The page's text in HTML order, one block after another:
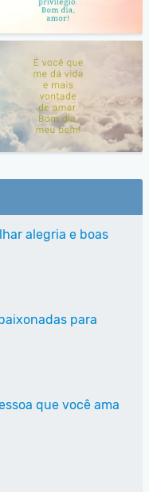
alegria e boas
para
que você ama